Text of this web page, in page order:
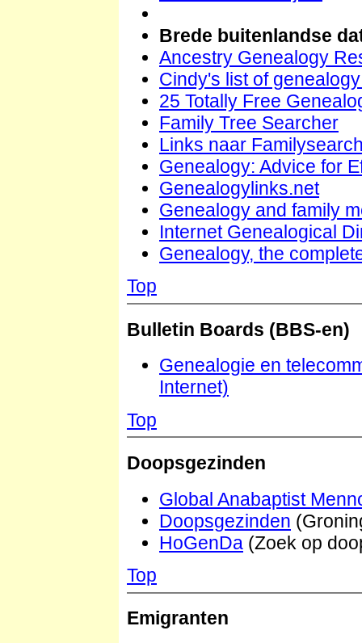
Brede buitenlandse
Ancestry Genealogy
Cindy's list of
25 Totally Free
Family Tree Searcher
Links naar
Genealogy: Advice for
Genealogylinks.net
Genealogy and family
Internet Genealogical
Genealogy, the
Top
Bulletin Boards (BBS-en)
Genealogie en
Internet)
Top
Doopsgezinden
Global Anabaptist
Doopsgezinden
HoGenDa (Zoek op
Top
Emigranten